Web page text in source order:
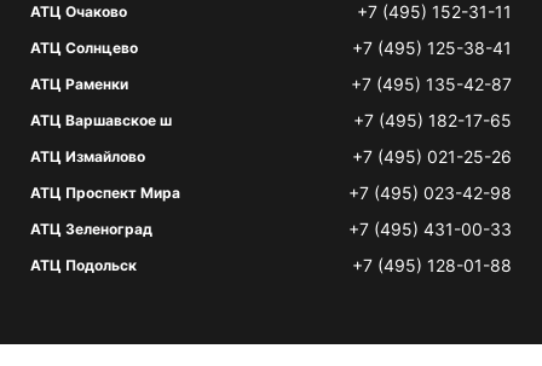
АТЦ Очаково +7 (495) 152-31-11
АТЦ Солнцево +7 (495) 125-38-41
АТЦ Раменки +7 (495) 135-42-87
АТЦ Варшавское ш +7 (495) 182-17-65
АТЦ Измайлово +7 (495) 021-25-26
АТЦ Проспект Мира +7 (495) 023-42-98
АТЦ Зеленоград +7 (495) 431-00-33
АТЦ Подольск +7 (495) 128-01-88